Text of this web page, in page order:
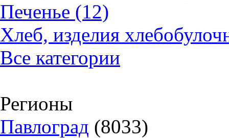
Печенье (12)
Хлеб, изделия
Все категории
Регионы
Павлоград (8033)